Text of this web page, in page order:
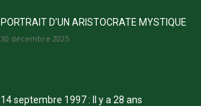
PORTRAIT D’UN ARISTOCRATE MYSTIQUE
30 décembre 2025
14 septembre 1997 : Il y a 28 ans